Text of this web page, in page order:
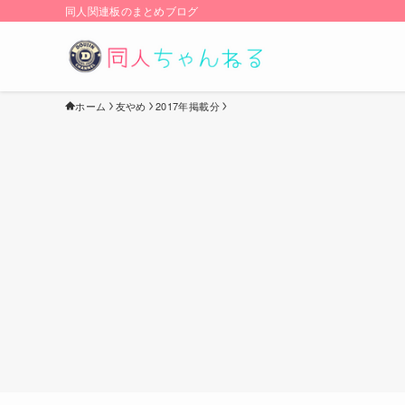
同人関連板のまとめブログ
ホーム 友やめ 2017年掲載分